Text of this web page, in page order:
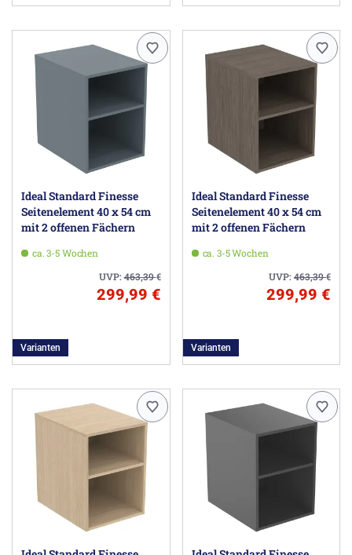
Ideal Standard Finesse
Seitenelement 40 x 54 cm
mit 2 offenen Fächern
ca. 3-5 Wochen
UVP:463,39€
299,99 €
Varianten
Ideal Standard Finesse
Seitenelement 40 x 54 cm
mit 2 offenen Fächern
ca. 3-5 Wochen
UVP:463,39€
299,99 €
Varianten